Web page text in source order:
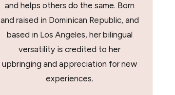
and helps others do the same. Born
and raised in Dominican Republic, and
based in Los Angeles, her bilingual
versatility is credited to her
upbringing and appreciation for new
experiences.